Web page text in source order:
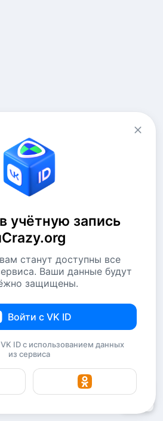
учётную запись
станут доступны все
Ваши данные будут
защищены.
Войти с VK ID
ID с использованием данных
из сервиса